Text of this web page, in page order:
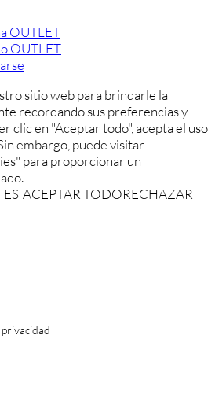
OUTLET
OUTLET
sitio web para brindarle la
recordando sus preferencias y
clic en "Aceptar todo", acepta el uso
embargo, puede visitar
para proporcionar un
ACEPTAR TODORECHAZAR